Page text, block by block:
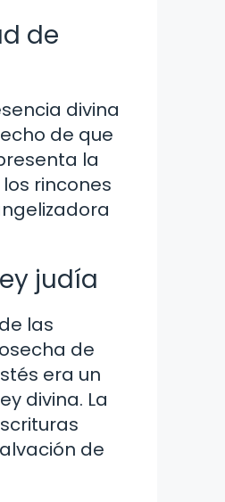
de
divina
de que
la
rincones
judía
las
de
era un
divina. La
de